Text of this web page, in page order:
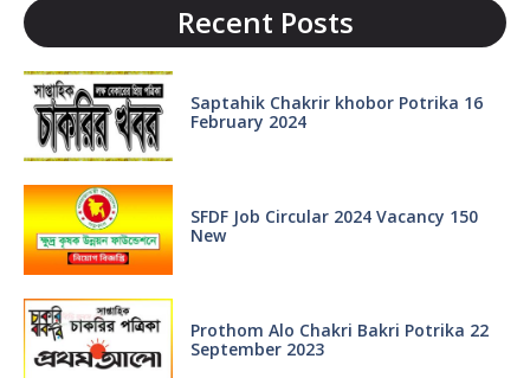
Recent Posts
Saptahik Chakrir khobor Potrika 16
February 2024
SFDF Job Circular 2024 Vacancy 150
New
Prothom Alo Chakri Bakri Potrika 22
September 2023